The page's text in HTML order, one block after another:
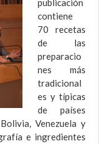
publicación
contiene
70 recetas
de las
preparacio
nes más
tradicional
es y típicas
de países
Venezuela y
e ingredientes